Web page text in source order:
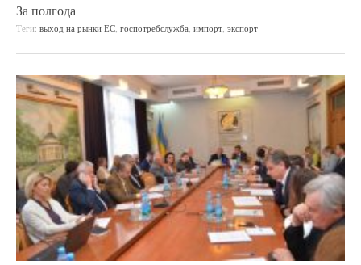
За полгода
Теги: выход на рынки ЕС госпотребслужба импорт экспорт